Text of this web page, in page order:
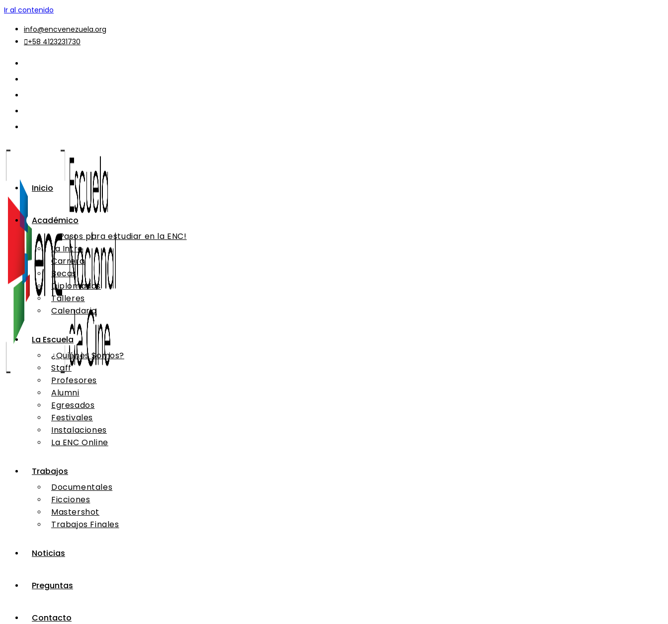
Ir al contenido
info@encvenezuela.org
+58 4123231730
Inicio
Académico
¡Pasos para estudiar en la ENC!
La Intro
Carrera
Becas
Diplomados
Talleres
Calendario
La Escuela
¿Quiénes Somos?
Staff
Profesores
Alumni
Egresados
Festivales
Instalaciones
La ENC Online
Trabajos
Documentales
Ficciones
Mastershot
Trabajos Finales
Noticias
Preguntas
Contacto